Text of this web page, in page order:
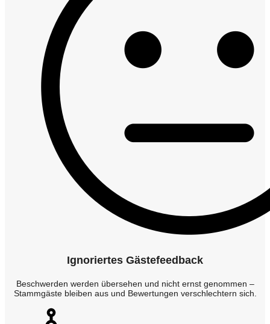
Ignoriertes Gästefeedback
Beschwerden werden übersehen und nicht ernst genommen –
Stammgäste bleiben aus und Bewertungen verschlechtern sich.